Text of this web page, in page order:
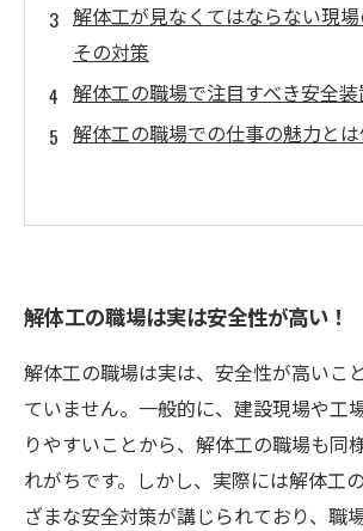
解体工が見なくてはならない現
その対策
解体工の職場で注目すべき安全装
解体工の職場での仕事の魅力とは
解体工の職場は実は安全性が高い！
解体工の職場は実は、安全性が高いこ
ていません。一般的に、建設現場や工
りやすいことから、解体工の職場も同
れがちです。しかし、実際には解体工
ざまな安全対策が講じられており、職